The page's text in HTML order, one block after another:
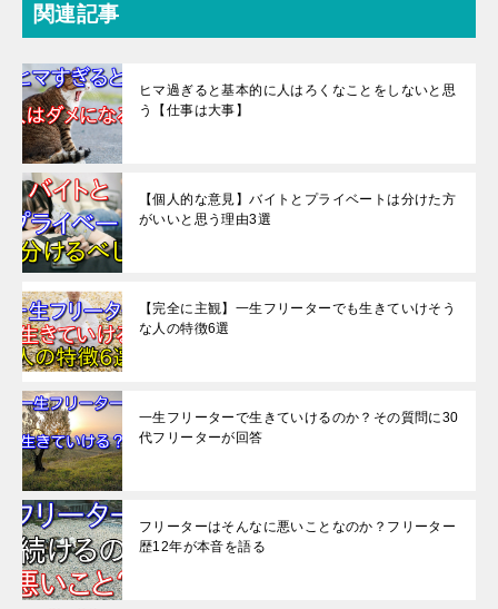
関連記事
ヒマ過ぎると基本的に人はろくなことをしないと思
う【仕事は大事】
【個人的な意見】バイトとプライベートは分けた方
がいいと思う理由3選
【完全に主観】一生フリーターでも生きていけそう
な人の特徴6選
一生フリーターで生きていけるのか？その質問に30
代フリーターが回答
フリーターはそんなに悪いことなのか？フリーター
歴12年が本音を語る